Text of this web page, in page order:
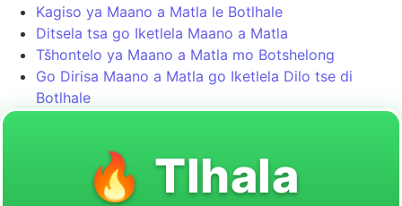
Kagiso ya Maano a Matla le Botlhale
Ditsela tsa go Iketlela Maano a Matla
Tšhontelo ya Maano a Matla mo Botshelong
Go Dirisa Maano a Matla go Iketlela Dilo tse di
Botlhale
🔥 Tlhala